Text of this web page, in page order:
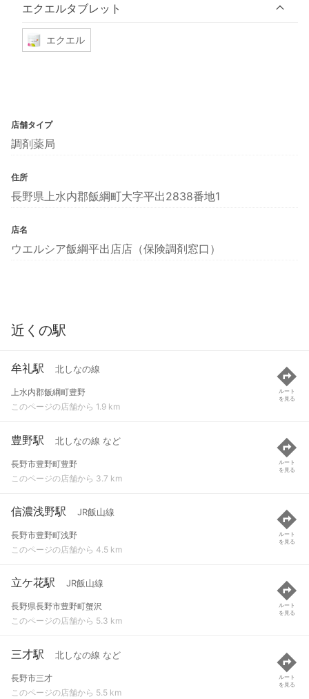
エクエルタブレット
エクエル
店舗タイプ
調剤薬局
住所
長野県上水内郡飯綱町大字平出2838番地1
店名
ウエルシア飯綱平出店店（保険調剤窓口）
近くの駅
牟礼駅 北しなの線
上水内郡飯綱町豊野
このページの店舗から 1.9 km
ルート
を見る
豊野駅 北しなの線 など
長野市豊野町豊野
このページの店舗から 3.7 km
ルート
を見る
信濃浅野駅 JR飯山線
長野市豊野町浅野
このページの店舗から 4.5 km
ルート
を見る
立ケ花駅 JR飯山線
長野県長野市豊野町蟹沢
このページの店舗から 5.3 km
ルート
を見る
三才駅 北しなの線 など
長野市三才
このページの店舗から 5.5 km
ルート
を見る